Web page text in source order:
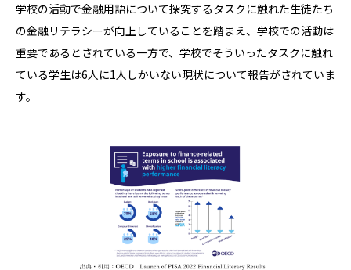
学校の活動で金融用語について探究するタスクに触れた生徒たち
の金融リテラシーが向上していることを踏まえ、学校での活動は
重要であるとされている一方で、学校でそういったタスクに触れ
ている学生は6人に1人しかいない現状について報告がされていま
す。